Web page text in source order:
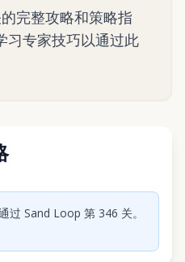
完整攻略和策略指
习专家技巧以通过此
视频
过 Sand Loop 第 346 关。